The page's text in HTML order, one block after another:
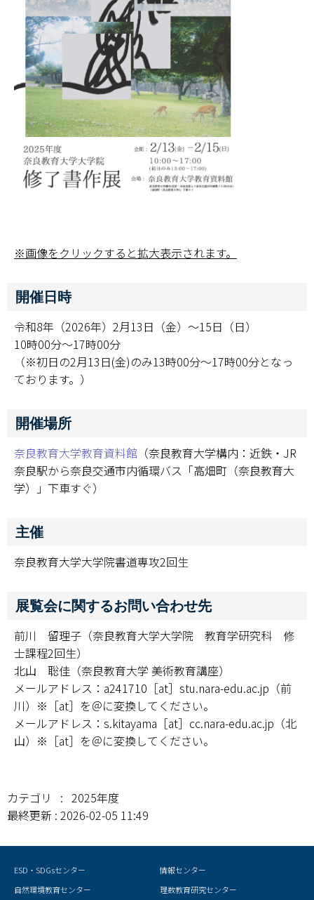
※画像をクリックすると拡大表示されます。
開催日時
令和8年（2026年）2月13日（金）～15日（日）
10時00分～17時00分
（※初日の2月13日(金)のみ13時00分～17時00分となっ
ております。）
開催場所
奈良教育大学教育資料館 （奈良教育大学構内：近鉄・JR
奈良駅から奈良交通市内循環バス「高畑町（奈良教育大
学）」下車すぐ）
主催
奈良教育大学大学院書道専攻2回生
展覧会に関するお問い合わせ先
前川 留理子（奈良教育大学大学院 教育学研究科 修
士課程2回生）
北山 聡佳（奈良教育大学 美術教育講座）
メールアドレス：a241710［at］stu.nara-edu.ac.jp（前
川）※［at］を＠に変換してください。
メールアドレス：s.kitayama［at］cc.nara-edu.ac.jp（北
山）※［at］を＠に変換してください。
カテゴリ : 2025年度
最終更新 : 2026-02-05 11:49
ESD・SDGsセンター
情報センター
自然環境教育センター
理数教育研究センター